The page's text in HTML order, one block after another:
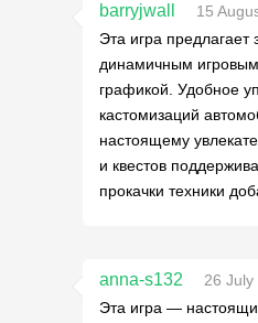
barryjwall
15
Эта игра
динамичным
графикой. Удобное
кастомизаций
настоящему
и квестов
прокачки техники
anna-s132
26 July
Эта игра —